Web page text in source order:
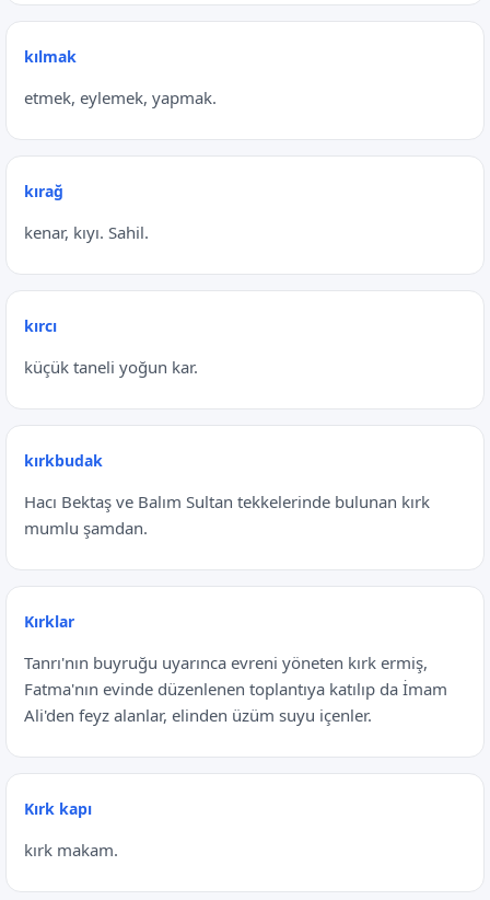
kılmak
etmek, eylemek, yapmak.
kırağ
kenar, kıyı. Sahil.
kırcı
küçük taneli yoğun kar.
kırkbudak
Hacı Bektaş ve Balım Sultan tekkelerinde bulunan kırk
mumlu şamdan.
Kırklar
Tanrı'nın buyruğu uyarınca evreni yöneten kırk ermiş,
Fatma'nın evinde düzenlenen toplantıya katılıp da İmam
Ali'den feyz alanlar, elinden üzüm suyu içenler.
Kırk kapı
kırk makam.